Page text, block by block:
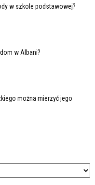
w szkole podstawowej?
w Albani?
można mierzyć jego